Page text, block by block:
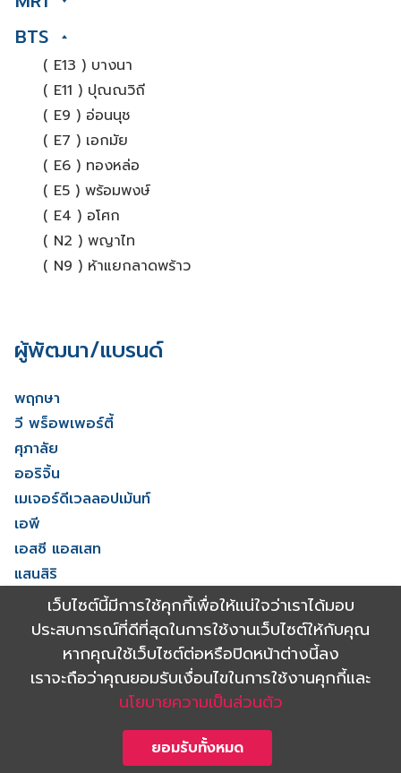
BTS
( E13 ) บางนา
( E11 ) ปุณณวิถี
( E9 ) อ่อนนุช
( E7 ) เอกมัย
( E6 ) ทองหล่อ
( E5 ) พร้อมพงษ์
( E4 ) อโศก
( N2 ) พญาไท
( N9 ) ห้าแยกลาดพร้าว
ผู้พัฒนา/แบรนด์
พฤกษา
วี พร็อพเพอร์ตี้
ศุภาลัย
ออริจิ้น
เมเจอร์ดีเวลลอปเม้นท์
เอพี
เอสซี แอสเสท
แสนสิริ
โนเบิล ดีเวลลอปเมนท์
ไรมอน แลนด์
ดูทั้งหมด
เว็บไซต์นี้มีการใช้คุกกี้เพื่อให้แน่ใจว่าเราได้มอบ
ประสบการณ์ที่ดีที่สุดในการใช้งานเว็บไซต์ให้กับคุณ
หากคุณใช้เว็บไซต์ต่อหรือปิดหน้าต่างนี้ลง
เราจะถือว่าคุณยอมรับเงื่อนไขในการใช้งานคุกกี้และ
นโยบายความเป็นส่วนตัว
ยอมรับทั้งหมด